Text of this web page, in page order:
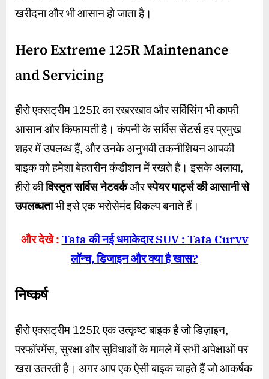
खरीदना और भी आसान हो जाता है।
Hero Extreme 125R Maintenance
and Servicing
हीरो एक्सट्रीम 125R का रखरखाव और सर्विसिंग भी काफी
आसान और किफायती है। कंपनी के सर्विस सेंटर्स हर प्रमुख
शहर में उपलब्ध हैं, और उनके अनुभवी तकनीशियन आपकी
बाइक को हमेशा बेहतरीन कंडीशन में रखते हैं। इसके अलावा,
हीरो कीविस्तृत सर्विस नेटवर्कऔरस्पेयर पार्ट्स की आसानी से
उपलब्धताभी इसे एक भरोसेमंद विकल्प बनाते हैं।
और देखे : Tata की नई धमाकेदार SUV : Tata Curvv
लॉन्च, डिजाइन और क्या है खास?
निष्कर्ष
हीरो एक्सट्रीम 125R एक उत्कृष्ट बाइक है जो डिज़ाइन,
परफॉरमेंस, सुरक्षा और सुविधाओं के मामले में सभी अपेक्षाओं पर
खरा उतरती है। अगर आप एक ऐसी बाइक चाहते हैं जो आकर्षक